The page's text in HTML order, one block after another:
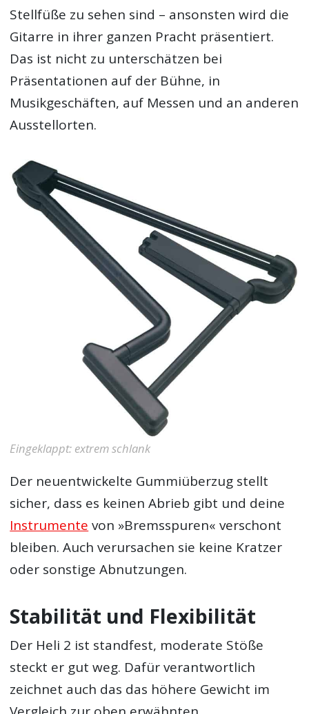
Stellfüße zu sehen sind – ansonsten wird die
Gitarre in ihrer ganzen Pracht präsentiert.
Das ist nicht zu unterschätzen bei
Präsentationen auf der Bühne, in
Musikgeschäften, auf Messen und an anderen
Ausstellorten.
Eingeklappt: extrem schlank
Der neuentwickelte Gummiüberzug stellt
sicher, dass es keinen Abrieb gibt und deine
Instrumente von »Bremsspuren« verschont
bleiben. Auch verursachen sie keine Kratzer
oder sonstige Abnutzungen.
Stabilität und Flexibilität
Der Heli 2 ist standfest, moderate Stöße
steckt er gut weg. Dafür verantwortlich
zeichnet auch das das höhere Gewicht im